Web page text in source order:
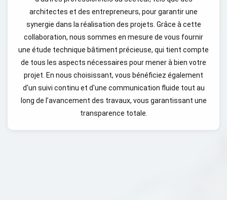
architectes et des entrepreneurs, pour garantir une
synergie dans la réalisation des projets. Grâce à cette
collaboration, nous sommes en mesure de vous fournir
une étude technique bâtiment précieuse, qui tient compte
de tous les aspects nécessaires pour mener à bien votre
projet. En nous choisissant, vous bénéficiez également
d'un suivi continu et d'une communication fluide tout au
long de l’avancement des travaux, vous garantissant une
transparence totale.